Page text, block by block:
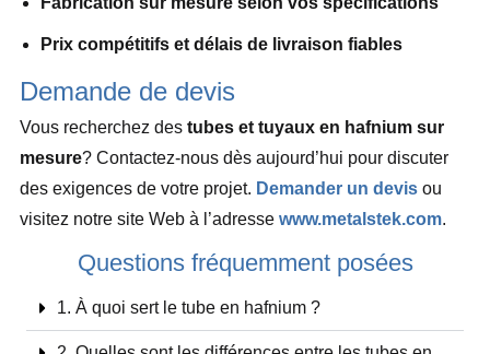
Prix compétitifs et délais de livraison fiables
Demande de devis
Vous recherchez des tubes et tuyaux en hafnium sur
mesure? Contactez-nous dès aujourd’hui pour discuter
des exigences de votre projet. Demander un devis ou
visitez notre site Web à l’adresse www.metalstek.com.
Questions fréquemment posées
1. À quoi sert le tube en hafnium ?